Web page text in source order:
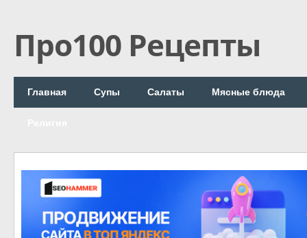
Про100 Рецепты
Главная Супы Салаты Мясные блюда